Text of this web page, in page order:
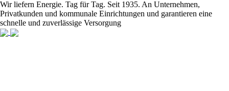
Wir liefern Energie. Tag für Tag. Seit 1935. An Unternehmen,
Privatkunden und kommunale Einrichtungen und garantieren eine
schnelle und zuverlässige Versorgung